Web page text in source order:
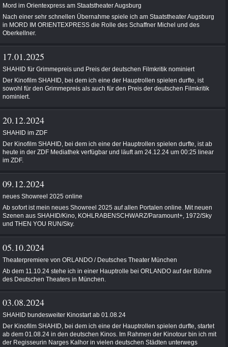
Mord im Orientexpress am Staatstheater Augsburg
Nach einer sehr schnellen Übernahme spiele ich am Staatstheater Augsburg
in MORD IM ORIENTEXPRESS die Rolle des Schaffner Michel und des
Oberkellner.
17.01.2025
SHAHID für Grimmepreis und Preis der deutschen Filmkritik nominiert
Der Kinofilm SHAHID, bei dem ich eine der Hauptrollen spielen durfte, ist
sowohl für den Grimmepreis als auch für den Preis der deutschen Filmkritik
nominiert.
20.12.2024
SHAHID im ZDF
Der Kinofilm SHAHID, bei dem ich eine der Hauptrollen spielen durfte, ist ab
heute in der ZDF Mediathek verfügbar und läuft am 24.12.24 um 00:25 linear
im ZDF.
09.12.2024
neues Showreel 2025 online
Ab sofort ist mein neues Showreel 2025 auf allen Portalen online. Mit neuen
Szenen aus SHAHID/Kino, KOHLRABENSCHWARZ/Paramount+, 1972/Sky
und THEN YOU RUN/Sky.
05.10.2024
Theaterpremiere von ORLANDO / Deutsches Theater München
Ab dem 11.10.24 stehe ich in einer Hauptrolle bei ORLANDO auf der Bühne
des Deutschen Theaters in München.
03.08.2024
SHAHID bundesweiter Kinostart ab 01.08.24
Der Kinofilm SHAHID, bei dem ich eine der Hauptrollen spielen durfte, startet
ab dem 01.08.24 in den deutschen Kinos. Im Rahmen der Kinotour bin ich mit
der Regisseurin Narges Kalhor in vielen deutschen Städten unterwegs